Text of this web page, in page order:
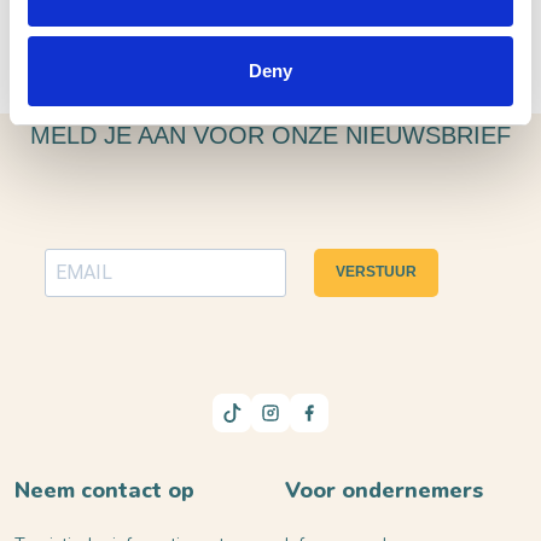
Deny
MELD JE AAN VOOR ONZE NIEUWSBRIEF
VERSTUUR
Neem contact op Voor ondernemers